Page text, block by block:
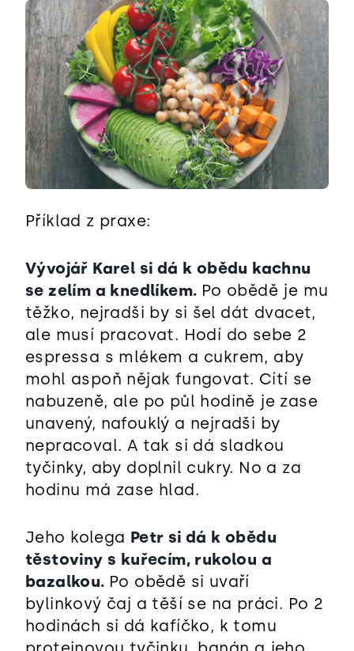
Příklad z praxe:
Vývojář Karel si dá k obědu kachnu
se zelím a knedlíkem. Po obědě je mu
těžko, nejradši by si šel dát dvacet,
ale musí pracovat. Hodí do sebe 2
espressa s mlékem a cukrem, aby
mohl aspoň nějak fungovat. Cítí se
nabuzeně, ale po půl hodině je zase
unavený, nafouklý a nejradši by
nepracoval. A tak si dá sladkou
tyčinky, aby doplnil cukry. No a za
hodinu má zase hlad.
Jeho kolega Petr si dá k obědu
těstoviny s kuřecím, rukolou a
bazalkou. Po obědě si uvaří
bylinkový čaj a těší se na práci. Po 2
hodinách si dá kafíčko, k tomu